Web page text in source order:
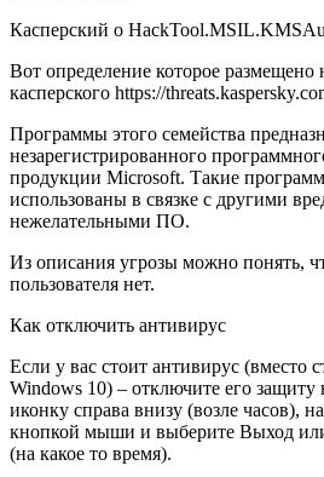
Касперский о
Вот определение которое размещено
касперского https://
Программы этого семейства
незарегистрированного
продукции Microsoft. Такие
использованы в связке с другими
нежелательными ПО.
Из описания угрозы можно понять,
пользователя нет.
Как отключить антивирус
Если у вас стоит антивирус (вместо
Windows 10) – отключите его защиту
иконку справа внизу (возле часов),
кнопкой мыши и выберите Выход
(на какое то время).